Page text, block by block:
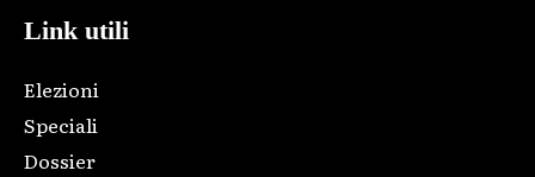
Link utili
Elezioni
Speciali
Dossier